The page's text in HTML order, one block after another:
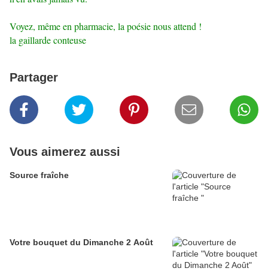
Voyez, même en pharmacie, la poésie nous attend !
la gaillarde conteuse
Partager
Vous aimerez aussi
Source fraîche
Votre bouquet du Dimanche 2 Août